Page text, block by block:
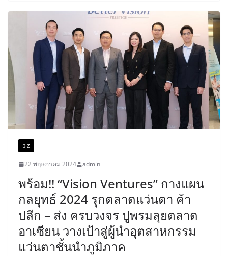
BIZ
22 พฤษภาคม 2024 admin
พร้อม!! “Vision Ventures” กางแผน
กลยุทธ์ 2024 รุกตลาดแว่นตา ค้า
ปลีก – ส่ง ครบวงจร ปูพรมลุยตลาด
อาเซียน วางเป้าสู่ผู้นำอุตสาหกรรม
แว่นตาชั้นนำภูมิภาค